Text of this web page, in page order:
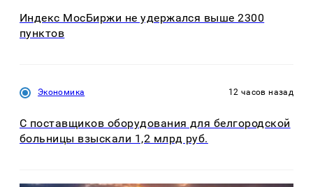
Индекс МосБиржи не удержался выше 2300
пунктов
Экономика 12 часов назад
С поставщиков оборудования для белгородской
больницы взыскали 1,2 млрд руб.